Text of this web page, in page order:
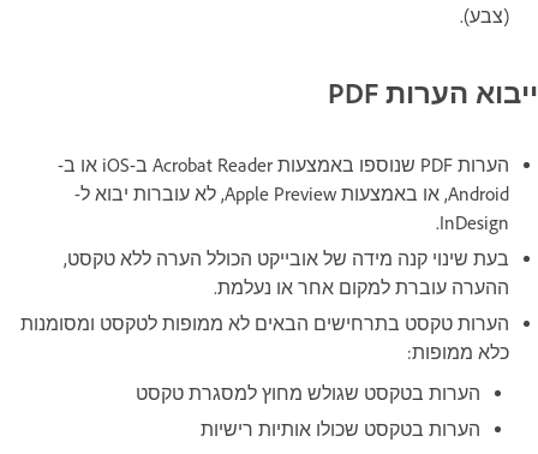
(צבע).
ייבוא הערות PDF
הערות PDF שנוספו באמצעות Acrobat Reader ב-iOS או ב-
Android, או באמצעות Apple Preview, לא עוברות יבוא ל-
InDesign.
בעת שינוי קנה מידה של אובייקט הכולל הערה ללא טקסט,
ההערה עוברת למקום אחר או נעלמת.
הערות טקסט בתרחישים הבאים לא ממופות לטקסט ומסומנות
כלא ממופות:
הערות בטקסט שגולש מחוץ למסגרת טקסט
הערות בטקסט שכולו אותיות רישיות